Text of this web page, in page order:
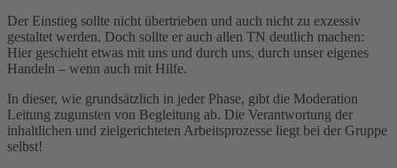
Der Einstieg sollte nicht übertrieben und auch nicht zu exzessiv
gestaltet werden. Doch sollte er auch allen TN deutlich machen:
Hier geschieht etwas mit uns und durch uns, durch unser eigenes
Handeln – wenn auch mit Hilfe.
In dieser, wie grundsätzlich in jeder Phase, gibt die Moderation
Leitung zugunsten von Begleitung ab. Die Verantwortung der
inhaltlichen und zielgerichteten Arbeitsprozesse liegt bei der Gruppe
selbst!